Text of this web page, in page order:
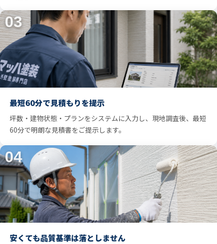
03
最短60分で見積もりを提示
坪数・建物状態・プランをシステムに入力し、現地調査後、最短
60分で明朗な見積書をご提示します。
04
安くても品質基準は落としません